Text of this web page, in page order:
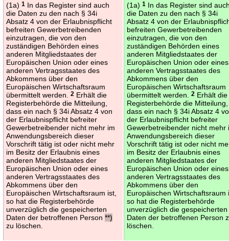
(1a)1 In das Register sind auch
die Daten zu den nach § 34i
Absatz 4 von der Erlaubnispflicht
befreiten Gewerbetreibenden
einzutragen, die von den
zuständigen Behörden eines
anderen Mitgliedstaates der
Europäischen Union oder eines
anderen Vertragsstaates des
Abkommens über den
Europäischen Wirtschaftsraum
übermittelt werden.2 Erhält die
Registerbehörde die Mitteilung,
dass ein nach § 34i Absatz 4 von
der Erlaubnispflicht befreiter
Gewerbetreibender nicht mehr im
Anwendungsbereich dieser
Vorschrift tätig ist oder nicht mehr
im Besitz der Erlaubnis eines
anderen Mitgliedstaates der
Europäischen Union oder eines
anderen Vertragsstaates des
Abkommens über den
Europäischen Wirtschaftsraum ist,
so hat die Registerbehörde
unverzüglich die gespeicherten
Daten der betroffenen Person**)
zu löschen.
(1a)1 In das Register sind
die Daten zu den nach § 34i
Absatz 4 von der
befreiten Gewerbetreibenden
einzutragen, die von den
zuständigen Behörden eines
anderen Mitgliedstaates der
Europäischen Union oder eines
anderen Vertragsstaates des
Abkommens über den
Europäischen Wirtschaftsraum
übermittelt werden.2 Erhält die
Registerbehörde die Mitteilung,
dass ein nach § 34i Absatz 4
der Erlaubnispflicht befreiter
Gewerbetreibender nicht mehr
Anwendungsbereich dieser
Vorschrift tätig ist oder nicht
im Besitz der Erlaubnis eines
anderen Mitgliedstaates der
Europäischen Union oder eines
anderen Vertragsstaates des
Abkommens über den
Europäischen Wirtschaftsraum
so hat die Registerbehörde
unverzüglich die gespeicherten
Daten der betroffenen Person
löschen.